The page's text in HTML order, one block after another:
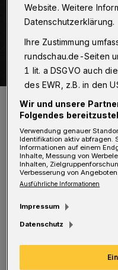
Golow ist Singer, Songwriter
Foto: Michael Kotowski
S inger,
Golow
ehrlichen Song
einfach nur für uns
Website. Weitere
Datenschutzerklärung.
Ihre Zustimmung
rundschau.de-Seiten
1 lit. a DSGVO auch
des EWR, z.B. in den
Wir und unsere
Folgendes
Verwendung genauer
Identifikation aktiv abfragen.
Informationen auf einem
Inhalte, Messung von
Inhalten,
Verbesserung von Angeboten.
Ausführliche Informationen
Impressum
Datenschutz